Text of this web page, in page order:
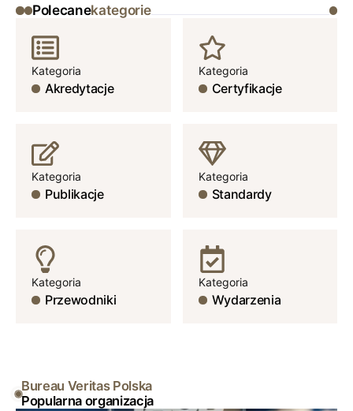
Polecanekategorie
Kategoria
Akredytacje
Kategoria
Certyfikacje
Kategoria
Publikacje
Kategoria
Standardy
Kategoria
Przewodniki
Kategoria
Wydarzenia
Popularna organizacja
Bureau Veritas Polska